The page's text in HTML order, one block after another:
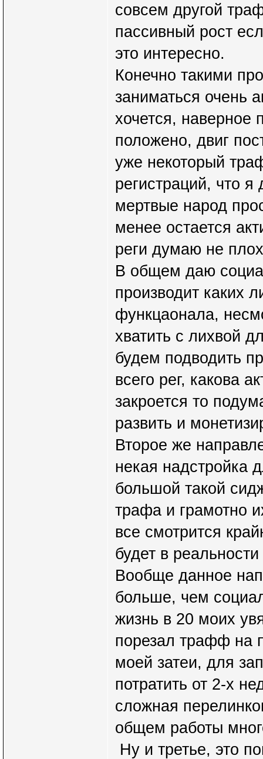
совсем другой
пассивный рост
это интересно.
Конечно такими
заниматься очень
хочется, наверное
положено, двиг
уже некоторый
регистраций, что
мертвые народ
менее остается
реги думаю не
В общем даю
производит каких
функцаонала,
хватить с лихвой
будем подводить
всего рег, какова
закроется то
развить и
Второе же
некая надстройка
большой такой
трафа и грамотно
все смотрится
будет в
Вообще данное
больше, чем
жизнь в 20 моих
порезал трафф на
моей затеи, для
потратить от 2-х
сложная
общем работы
Ну и третье, это